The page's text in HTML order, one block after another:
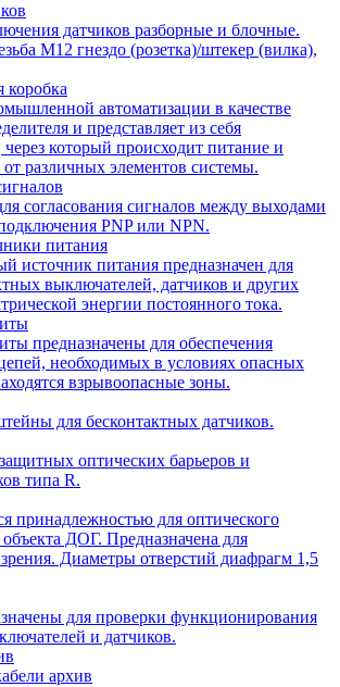
датчиков разборные и блочные.
М12 гнездо (розетка)/штекер (вилка),
коробка
автоматизации в качестве
и представляет из себя
который происходит питание и
от различных элементов системы.
согласования сигналов между выходами
PNP или NPN.
питания
источник питания предназначен для
выключателей, датчиков и других
энергии постоянного тока.
предназначены для обеспечения
необходимых в условиях опасных
взрывоопасные зоны.
для бесконтактных датчиков.
оптических барьеров и
типа R.
принадлежностью для оптического
объекта ДОГ. Предназначена для
Диаметры отверстий диафрагм 1,5
для проверки функционирования
и датчиков.
архив